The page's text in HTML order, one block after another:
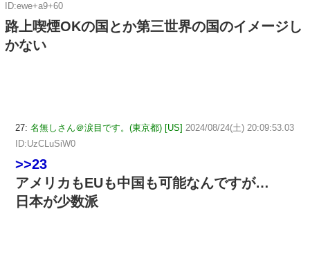
ID:ewe+a9+60
路上喫煙OKの国とか第三世界の国のイメージし
かない
27: 名無しさん＠涙目です。(東京都) [US] 2024/08/24(土) 20:09:53.03
ID:UzCLuSiW0
>>23
アメリカもEUも中国も可能なんですが…
日本が少数派